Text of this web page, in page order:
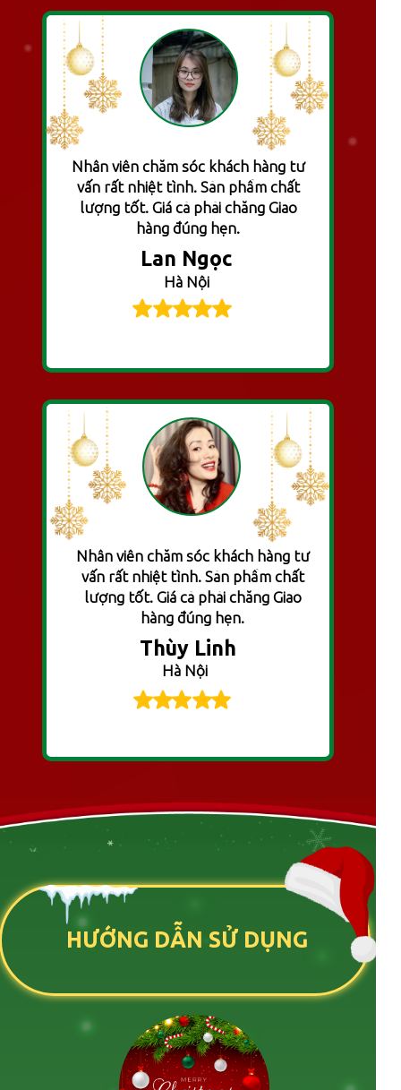
Nhân viên chăm sóc khách hàng tư
vấn rất nhiệt tình. Sản phẩm chất
lượng tốt. Giá cả phải chăng Giao
hàng đúng hẹn.
Thùy Linh
Hà Nội
Nhân viên chăm sóc khách hàng tư
vấn rất nhiệt tình. Sản phẩm chất
lượng tốt. Giá cả phải chăng Giao
hàng đúng hẹn.
Lan Ngọc
Hà Nội
HƯỚNG DẪN SỬ DỤNG